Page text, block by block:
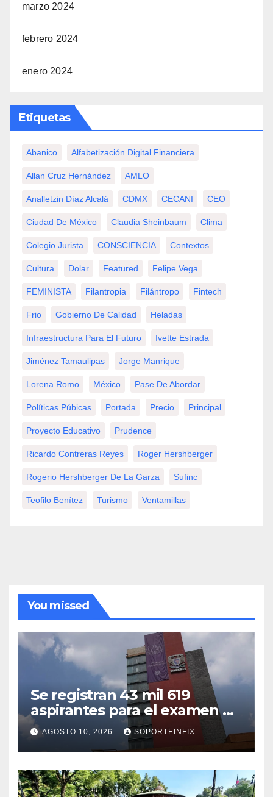
marzo 2024
febrero 2024
enero 2024
Etiquetas
Abanico Alfabetización Digital Financiera
Allan Cruz Hernández AMLO
Analletzin Díaz Alcalá CDMX CECANI CEO
Ciudad De México Claudia Sheinbaum Clima
Colegio Jurista CONSCIENCIA Contextos
Cultura Dolar Featured Felipe Vega
FEMINISTA Filantropia Filántropo Fintech
Frio Gobierno De Calidad Heladas
Infraestructura Para El Futuro Ivette Estrada
Jiménez Tamaulipas Jorge Manrique
Lorena Romo México Pase De Abordar
Políticas Púbicas Portada Precio Principal
Proyecto Educativo Prudence
Ricardo Contreras Reyes Roger Hershberger
Rogerio Hershberger De La Garza Sufinc
Teofilo Benítez Turismo Ventamillas
You missed
Se registran 43 mil 619
aspirantes para el examen de
ingreso a la UNAM
AGOSTO 10, 2026 SOPORTEINFIX